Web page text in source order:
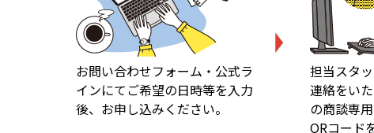
お問い合わせフォーム・公式ラ
インにてご希望の日時等を入力
後、お申し込みください。
担当スタ
連絡をい
の商談専
QRコード